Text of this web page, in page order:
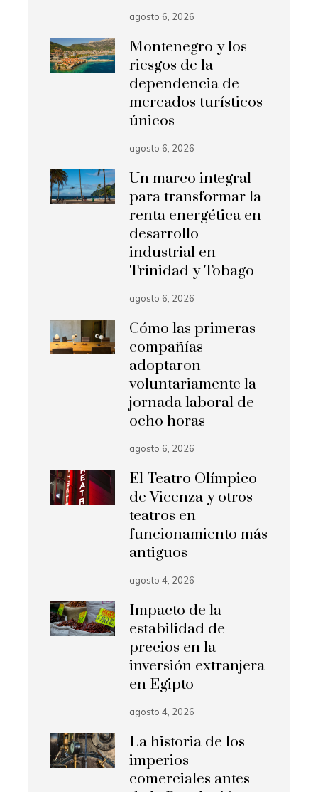
agosto 6, 2026
Montenegro y los
riesgos de la
dependencia de
mercados turísticos
únicos
agosto 6, 2026
Un marco integral
para transformar la
renta energética en
desarrollo
industrial en
Trinidad y Tobago
agosto 6, 2026
Cómo las primeras
compañías
adoptaron
voluntariamente la
jornada laboral de
ocho horas
agosto 6, 2026
El Teatro Olímpico
de Vicenza y otros
teatros en
funcionamiento más
antiguos
agosto 4, 2026
Impacto de la
estabilidad de
precios en la
inversión extranjera
en Egipto
agosto 4, 2026
La historia de los
imperios
comerciales antes